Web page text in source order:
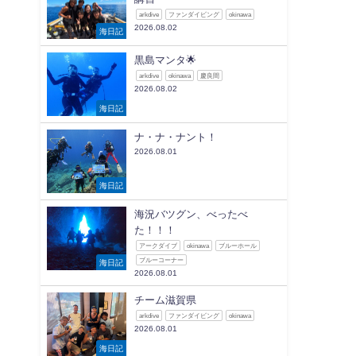
海日記
arkdive ファンダイビング okinawa
2026.08.02
海日記
黒島マンタ🌟
arkdive okinawa 慶良間
2026.08.02
海日記
ナ・ナ・ナント！
2026.08.01
海日記
海況バツグン、べったべ
た！！！
アークダイブ okinawa ブルーホール
ブルーコーナー
2026.08.01
海日記
チーム滋賀県
arkdive ファンダイビング okinawa
2026.08.01